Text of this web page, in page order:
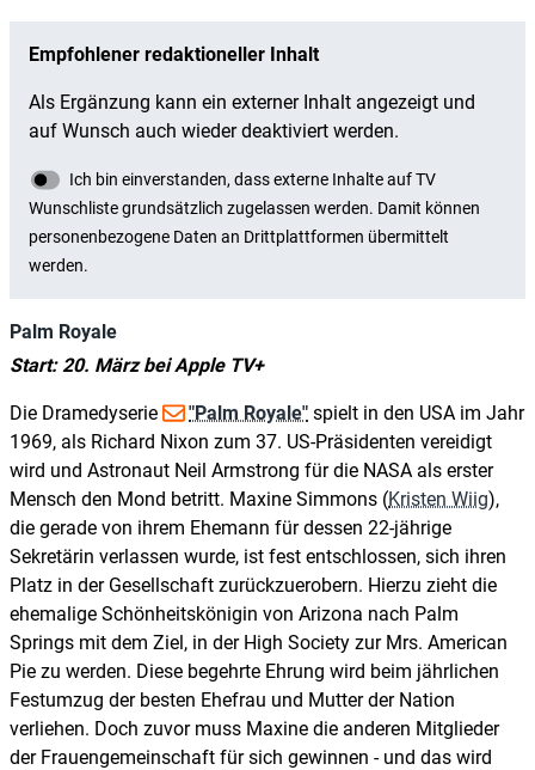
Palm Royale
Start: 20. März bei Apple TV+
Die Dramedyserie "Palm Royale" spielt in den USA im Jahr
1969, als Richard Nixon zum 37. US-Präsidenten vereidigt
wird und Astronaut Neil Armstrong für die NASA als erster
Mensch den Mond betritt. Maxine Simmons (Kristen Wiig),
die gerade von ihrem Ehemann für dessen 22-jährige
Sekretärin verlassen wurde, ist fest entschlossen, sich ihren
Platz in der Gesellschaft zurückzuerobern. Hierzu zieht die
ehemalige Schönheitskönigin von Arizona nach Palm
Springs mit dem Ziel, in der High Society zur Mrs. American
Pie zu werden. Diese begehrte Ehrung wird beim jährlichen
Festumzug der besten Ehefrau und Mutter der Nation
verliehen. Doch zuvor muss Maxine die anderen Mitglieder
der Frauengemeinschaft für sich gewinnen - und das wird